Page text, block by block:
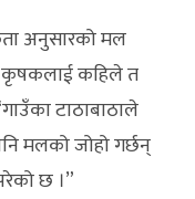
अनुसारको मल
कृषकलाई कहिले त
टाठाबाठाले
मलको जोहो गर्छन्
छ ।”